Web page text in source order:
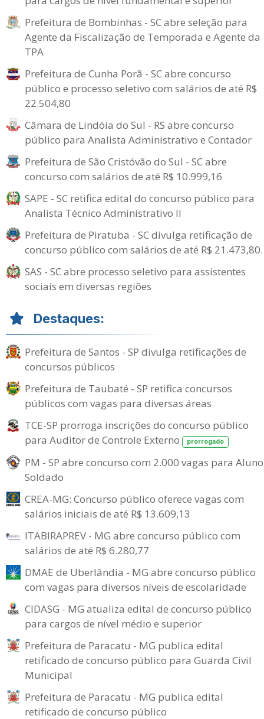
Prefeitura de Bombinhas - SC abre seleção para
Agente da Fiscalização de Temporada e Agente da
TPA
Prefeitura de Cunha Porã - SC abre concurso
público e processo seletivo com salários de até R$
22.504,80
Câmara de Lindóia do Sul - RS abre concurso
público para Analista Administrativo e Contador
Prefeitura de São Cristóvão do Sul - SC abre
concurso com salários de até R$ 10.999,16
SAPE - SC retifica edital do concurso público para
Analista Técnico Administrativo II
Prefeitura de Piratuba - SC divulga retificação de
concurso público com salários de até R$ 21.473,80.
SAS - SC abre processo seletivo para assistentes
sociais em diversas regiões
Destaques:
Prefeitura de Santos - SP divulga retificações de
concursos públicos
Prefeitura de Taubaté - SP retifica concursos
públicos com vagas para diversas áreas
TCE-SP prorroga inscrições do concurso público
para Auditor de Controle Externo
prorrogado
PM - SP abre concurso com 2.000 vagas para
Soldado
CREA-MG: Concurso público oferece vagas com
salários iniciais de até R$ 13.609,13
ITABIRAPREV - MG abre concurso público com
salários de até R$ 6.280,77
DMAE de Uberlândia - MG abre concurso público
com vagas para diversos níveis de escolaridade
CIDASG - MG atualiza edital de concurso público
para cargos de nível médio e superior
Prefeitura de Paracatu - MG publica edital
retificado de concurso público para Guarda Civil
Municipal
Prefeitura de Paracatu - MG publica edital
retificado de concurso público